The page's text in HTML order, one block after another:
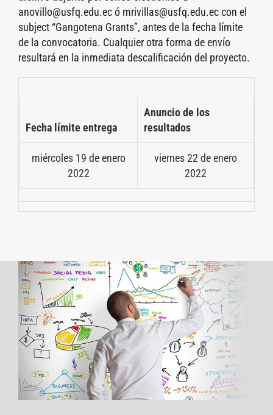
anovillo@usfq.edu.ec ó mrivillas@usfq.edu.ec con el
subject “Gangotena Grants”, antes de la fecha límite
de la convocatoria. Cualquier otra forma de envío
resultará en la inmediata descalificación del proyecto.
Fecha límite entrega
Anuncio de los
resultados
miércoles 19 de enero
2022
viernes 22 de enero
2022